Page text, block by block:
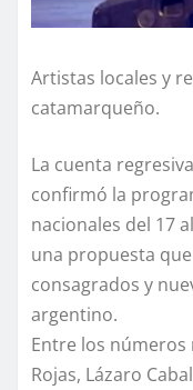
Artistas locales y
catamarqueño.
La cuenta
confirmó la
nacionales del 17
una propuesta
consagrados y
argentino.
Entre los números
Rojas, Lázaro